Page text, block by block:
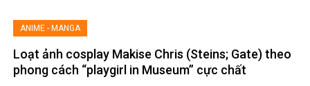
ANIME - MANGA
Loạt ảnh cosplay Makise Chris (Steins; Gate) theo
phong cách “playgirl in Museum” cực chất